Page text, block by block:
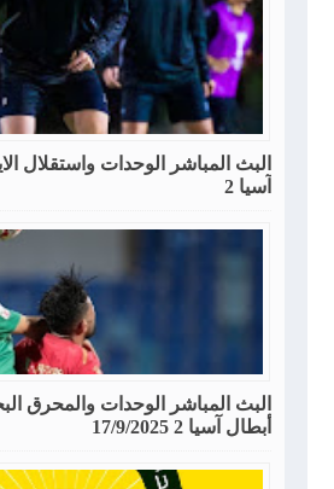
البث المباشر الوحدات واستقلال
آسيا 2
البث المباشر الوحدات والمحرق
أبطال آسيا 2 17/9/2025